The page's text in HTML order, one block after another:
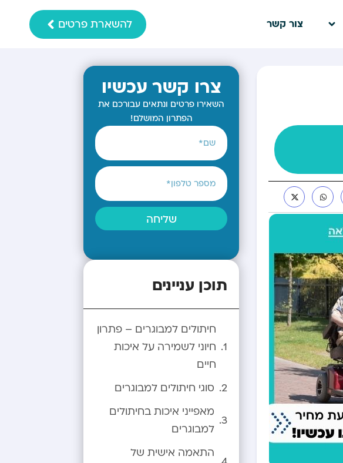
צור קשר להשארת פרטים
צרו קשר עכשיו
השאירו פרטים ונתאים עבורכם את
הפתרון המושלם!
שליחה
תוכן עניינים
חיתולים למבוגרים – פתרון
חיוני לשמירה על איכות
חיים
סוגי חיתולים למבוגרים
מאפייני איכות בחיתולים
למבוגרים
התאמה אישית של